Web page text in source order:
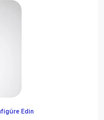
Edin